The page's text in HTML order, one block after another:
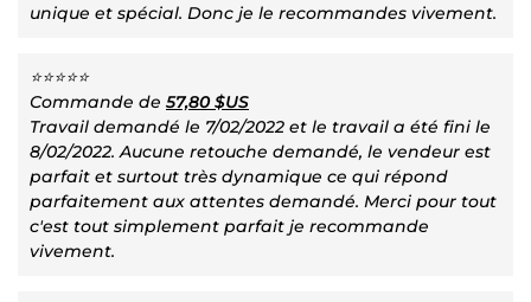
unique et spécial. Donc je le recommandes vivement.
⭐⭐⭐⭐⭐
Commande de 57,80 $US
Travail demandé le 7/02/2022 et le travail a été fini le
8/02/2022. Aucune retouche demandé, le vendeur est
parfait et surtout très dynamique ce qui répond
parfaitement aux attentes demandé. Merci pour tout
c'est tout simplement parfait je recommande
vivement.